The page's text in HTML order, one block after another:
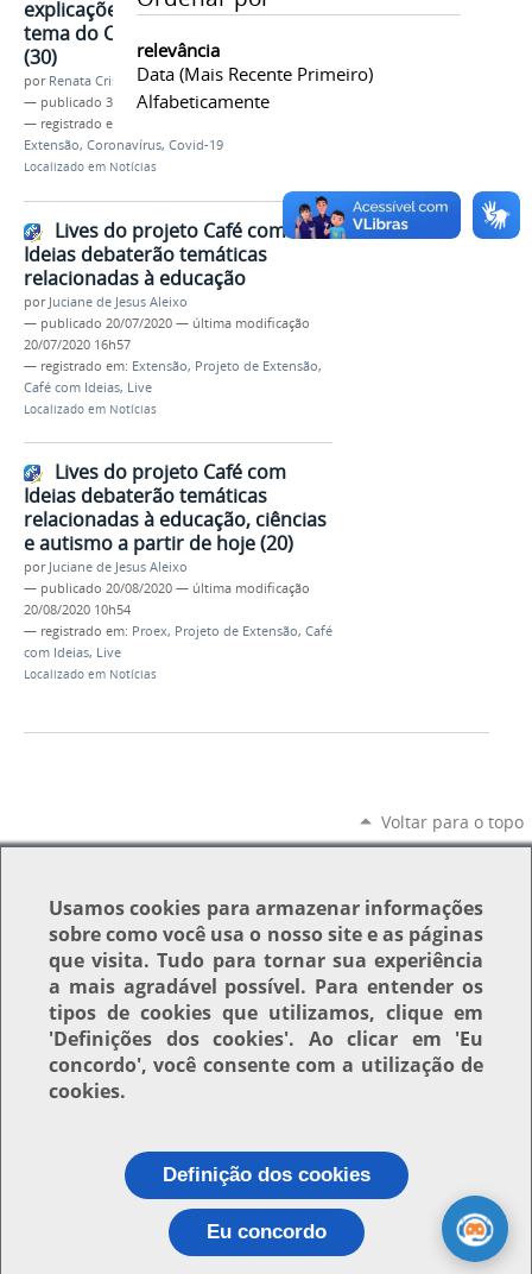
relevância
Data (mais Recente Primeiro)
Alfabeticamente
explicações psicanalíticas” será
tema do Café com Ideias de hoje
(30)
por Renata Cristina de Sá Barreto Freitas
— publicado 30/07/2020
— registrado em:
Extensão, Coronavírus, Covid-19
Localizado em Notícias
Lives do projeto Café com
Ideias debaterão temáticas
relacionadas à educação
por Juciane de Jesus Aleixo
— publicado 20/07/2020 — última modificação
20/07/2020 16h57
— registrado em: Extensão, Projeto de Extensão,
Café com Ideias, Live
Localizado em Notícias
Lives do projeto Café com
Ideias debaterão temáticas
relacionadas à educação, ciências
e autismo a partir de hoje (20)
por Juciane de Jesus Aleixo
— publicado 20/08/2020 — última modificação
20/08/2020 10h54
— registrado em: Proex, Projeto de Extensão, Café
com Ideias, Live
Localizado em Notícias
Voltar para o topo
Usamoscookies para armazenar informações
sobre como você usa o nosso site e as páginas
que visita. Tudo para tornar sua experiência
a mais agradável possível. Para entender os
tipos de cookies que utilizamos, clique em
'Definições dos cookies'. Ao clicar em 'Eu
concordo', você consente com a utilização de
cookies.